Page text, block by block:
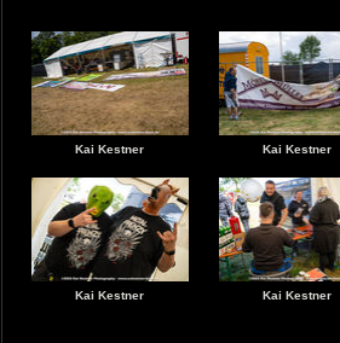
Kai Kestner Kai Kestner
Kai Kestner Kai Kestner